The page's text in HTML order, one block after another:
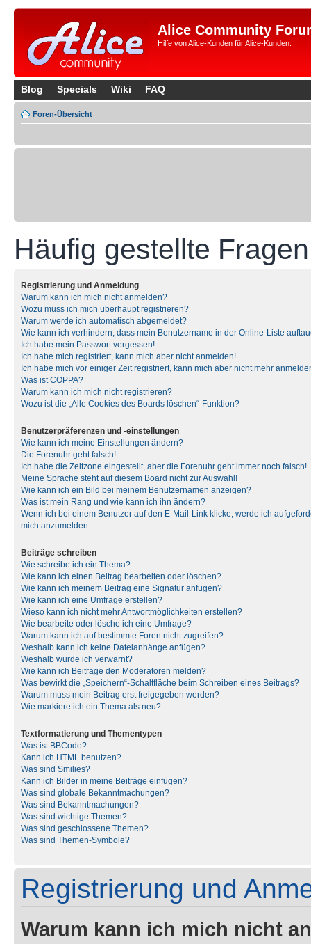
Alice Community
Hilfe von Alice-Kunden für Alice-Kunden.
Blog Specials Wiki FAQ
Foren-Übersicht
Häufig gestellte Fragen
Registrierung und Anmeldung
Warum kann ich mich nicht anmelden?
Wozu muss ich mich überhaupt registrieren?
Warum werde ich automatisch abgemeldet?
Wie kann ich verhindern, dass mein Benutzername in der Online-Liste
Ich habe mein Passwort vergessen!
Ich habe mich registriert, kann mich aber nicht anmelden!
Ich habe mich vor einiger Zeit registriert, kann mich aber nicht mehr
Was ist COPPA?
Warum kann ich mich nicht registrieren?
Wozu ist die „Alle Cookies des Boards löschen“-Funktion?
Benutzerpräferenzen und -einstellungen
Wie kann ich meine Einstellungen ändern?
Die Forenuhr geht falsch!
Ich habe die Zeitzone eingestellt, aber die Forenuhr geht immer noch falsch!
Meine Sprache steht auf diesem Board nicht zur Auswahl!
Wie kann ich ein Bild bei meinem Benutzernamen anzeigen?
Was ist mein Rang und wie kann ich ihn ändern?
Wenn ich bei einem Benutzer auf den E-Mail-Link klicke, werde ich
mich anzumelden.
Beiträge schreiben
Wie schreibe ich ein Thema?
Wie kann ich einen Beitrag bearbeiten oder löschen?
Wie kann ich meinem Beitrag eine Signatur anfügen?
Wie kann ich eine Umfrage erstellen?
Wieso kann ich nicht mehr Antwortmöglichkeiten erstellen?
Wie bearbeite oder lösche ich eine Umfrage?
Warum kann ich auf bestimmte Foren nicht zugreifen?
Weshalb kann ich keine Dateianhänge anfügen?
Weshalb wurde ich verwarnt?
Wie kann ich Beiträge den Moderatoren melden?
Was bewirkt die „Speichern“-Schaltfläche beim Schreiben eines Beitrags?
Warum muss mein Beitrag erst freigegeben werden?
Wie markiere ich ein Thema als neu?
Textformatierung und Thementypen
Was ist BBCode?
Kann ich HTML benutzen?
Was sind Smilies?
Kann ich Bilder in meine Beiträge einfügen?
Was sind globale Bekanntmachungen?
Was sind Bekanntmachungen?
Was sind wichtige Themen?
Was sind geschlossene Themen?
Was sind Themen-Symbole?
Registrierung und
Warum kann ich mich nicht